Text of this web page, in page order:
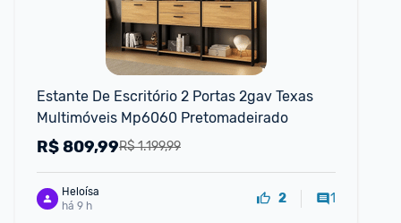
Estante De Escritório 2 Portas 2gav Texas
Multimóveis Mp6060 Pretomadeirado
R$ 1.199,99
R$809,99
Heloísa
há 9 h
2 1